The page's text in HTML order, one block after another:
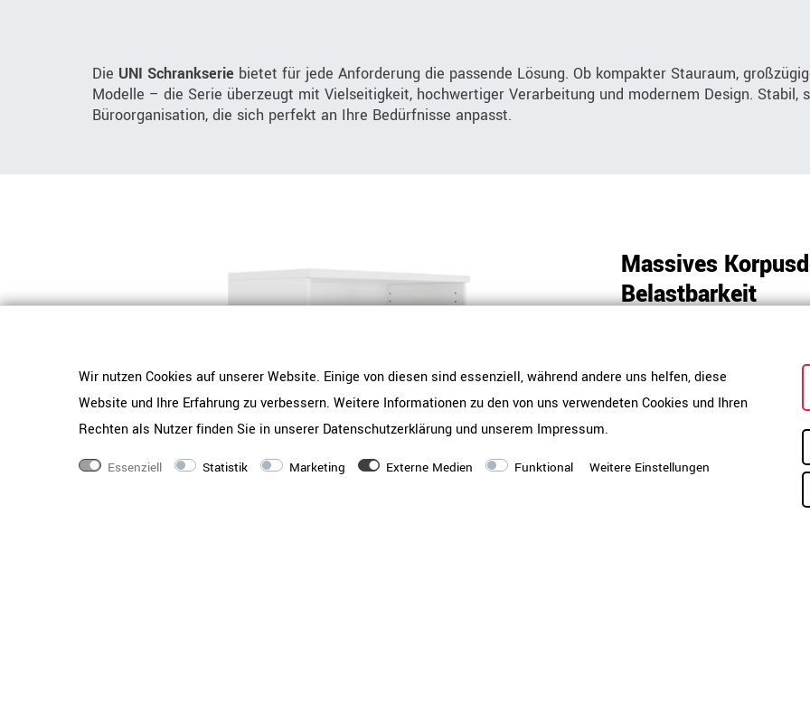
Die UNI Schrankserie bietet für jede Anforderung die passende Lösung. Ob kompakter Stauraum,
Modelle – die Serie überzeugt mit Vielseitigkeit, hochwertiger Verarbeitung und modernem Design.
Büroorganisation, die sich perfekt an Ihre Bedürfnisse anpasst.
Massives
Belastbarkeit
starker Deckel und Boden
bis zu 25 kg Tragkraft machen
Perfekt für den täglichen
Wir nutzen Cookies auf unserer Website. Einige von diesen sind essenziell, während andere uns helfen, diese
Website und Ihre Erfahrung zu verbessern. Weitere Informationen zu den von uns verwendeten Cookies und Ihren
Rechten als Nutzer finden Sie in unserer Daten­schutz­erklärung und unserem Impressum.
Essenziell Statistik Marketing Externe Medien Funktional Weitere Einstellungen